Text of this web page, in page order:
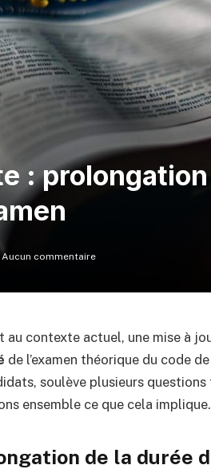
:
Aucun commentaire
au contexte actuel, une mise à
de l’examen théorique du code
soulève plusieurs
ensemble ce que cela implique.
de la durée